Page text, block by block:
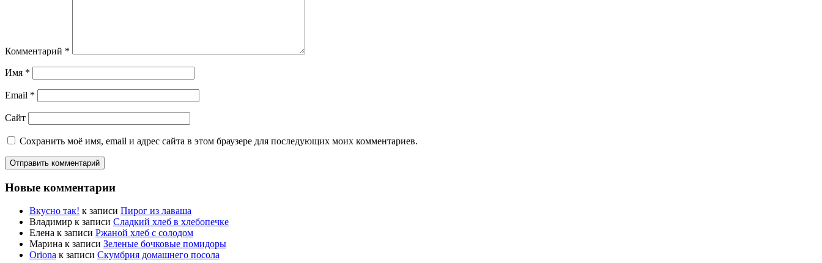
Комментарий *
Имя *
Email *
Сайт
Сохранить моё имя, email и адрес сайта в этом браузере для последующих моих комментариев.
Новые комментарии
Вкусно так! к записи Пирог из лаваша
Владимир к записи Сладкий хлеб в хлебопечке
Елена к записи Ржаной хлеб с солодом
Марина к записи Зеленые бочковые помидоры
Oriona к записи Скумбрия домашнего посола